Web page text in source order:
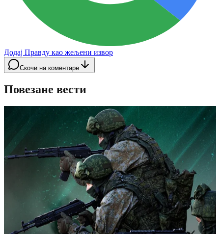
Додај Правду као жељени извор
Скочи на коментаре
Повезане вести